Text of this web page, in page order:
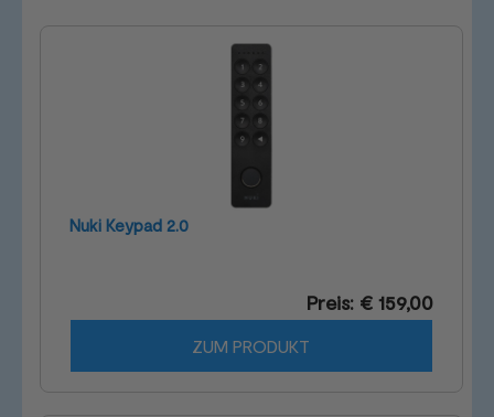
Nuki Keypad 2.0
Preis: € 159,00
ZUM PRODUKT